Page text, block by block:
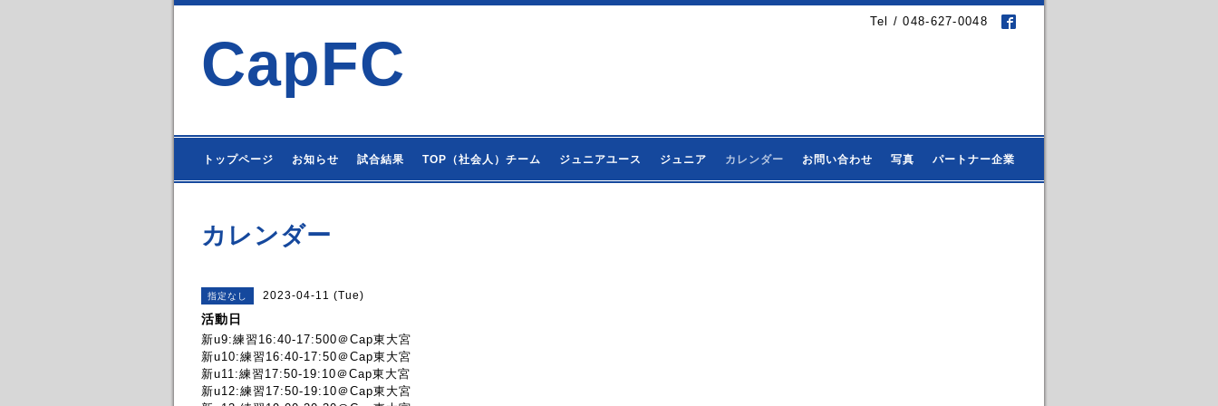
Tel / 048-627-0048
CapFC
トップページ お知らせ 試合結果 TOP（社会人）チーム ジュニアユース ジュニア カレンダー お問い合わせ 写真 パートナー企業
カレンダー
指定なし 2023-04-11 (Tue)
活動日
新u9:練習16:40-17:500＠Cap東大宮
新u10:練習16:40-17:50＠Cap東大宮
新u11:練習17:50-19:10＠Cap東大宮
新u12:練習17:50-19:10＠Cap東大宮